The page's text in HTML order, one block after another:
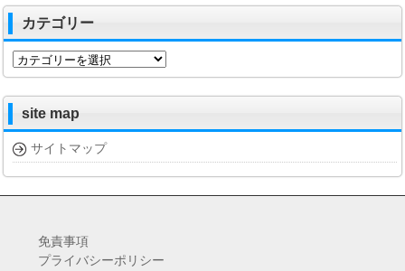
カテゴリー
カ
リ
ー
site map
サイトマップ
免責事項
プライバシーポリシー